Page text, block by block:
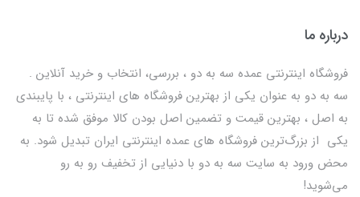
درباره ما
فروشگاه اینترنتی عمده سه به دو ، بررسی، انتخاب و خرید آنلاین .
سه به دو به عنوان یکی از بهترين فروشگاه های اینترنتی ، با پایبندی
به اصل ، بهترين قيمت و تضمین اصل‌ بودن کالا موفق شده تا به
يكي از بزرگ‌ترين فروشگاه هاي عمده اینترنتی ایران تبدیل شود. به
محض ورود به سایت سه به دو با دنیایی از تخفيف رو به رو
می‌شوید!